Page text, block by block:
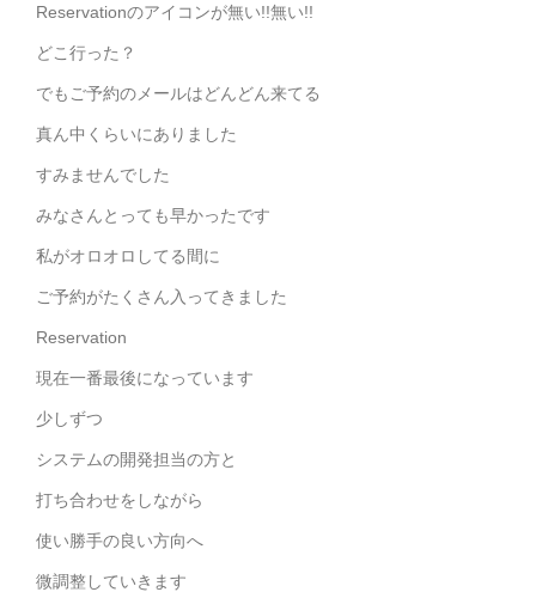
Reservationのアイコンが無い!!無い!!
どこ行った？
でもご予約のメールはどんどん来てる
真ん中くらいにありました
すみませんでした
みなさんとっても早かったです
私がオロオロしてる間に
ご予約がたくさん入ってきました
Reservation
現在一番最後になっています
少しずつ
システムの開発担当の方と
打ち合わせをしながら
使い勝手の良い方向へ
微調整していきます